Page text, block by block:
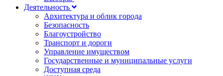
Деятельность
Архитектура и облик города
Безопасность
Благоустройство
Транспорт и дороги
Управление имуществом
Государственные и муниципальные услуги
Доступная среда